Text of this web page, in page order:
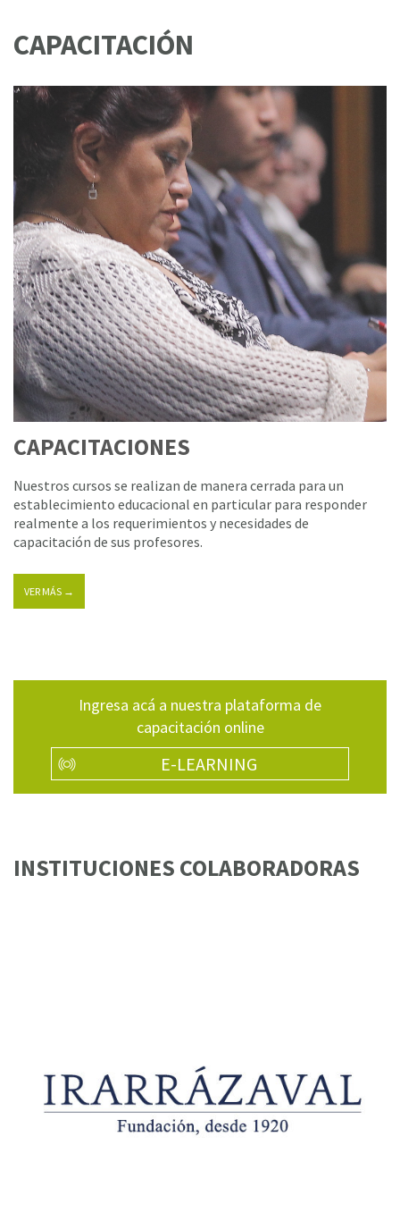
CAPACITACIÓN
CAPACITACIONES
Nuestros cursos se realizan de manera cerrada para un
establecimiento educacional en particular para responder
realmente a los requerimientos y necesidades de
capacitación de sus profesores.
VER MÁS →
Ingresa acá a nuestra plataforma de
capacitación online
E-LEARNING
INSTITUCIONES COLABORADORAS